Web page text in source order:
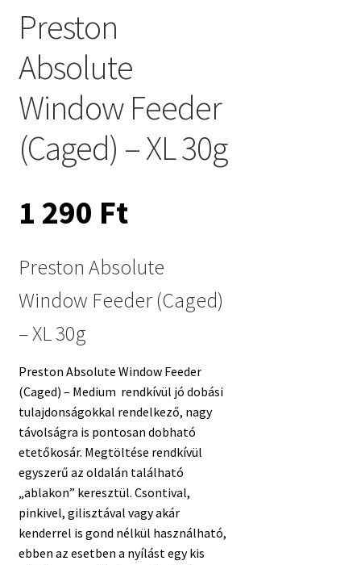
Preston
Absolute
Window Feeder
(Caged) – XL 30g
1 290 Ft
Preston Absolute
Window Feeder (Caged)
– XL 30g
Preston Absolute Window Feeder
(Caged) – Medium rendkívül jó dobási
tulajdonságokkal rendelkező, nagy
távolságra is pontosan dobható
etetőkosár. Megtöltése rendkívül
egyszerű az oldalán található
„ablakon” keresztül. Csontival,
pinkivel, gilisztával vagy akár
kenderrel is gond nélkül használható,
ebben az esetben a nyílást egy kis